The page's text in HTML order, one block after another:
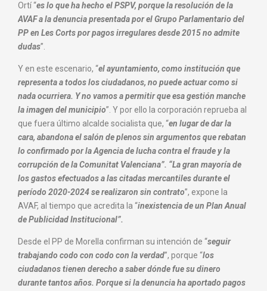
Ortí “es lo que ha hecho el PSPV, porque la resolución de la
AVAF a la denuncia presentada por el Grupo Parlamentario del
PP en Les Corts por pagos irregulares desde 2015 no admite
dudas”.
Y en este escenario, “el ayuntamiento, como institución que
representa a todos los ciudadanos, no puede actuar como si
nada ocurriera. Y no vamos a permitir que esa gestión manche
la imagen del municipio”. Y por ello la corporación reprueba al
que fuera último alcalde socialista que, “en lugar de dar la
cara, abandona el salón de plenos sin argumentos que rebatan
lo confirmado por la Agencia de lucha contra el fraude y la
corrupción de la Comunitat Valenciana”. “La gran mayoría de
los gastos efectuados a las citadas mercantiles durante el
período 2020-2024 se realizaron sin contrato”, expone la
AVAF, al tiempo que acredita la “inexistencia de un Plan Anual
de Publicidad Institucional”.
Desde el PP de Morella confirman su intención de “seguir
trabajando codo con codo con la verdad”, porque “los
ciudadanos tienen derecho a saber dónde fue su dinero
durante tantos años. Porque si la denuncia ha aportado pagos